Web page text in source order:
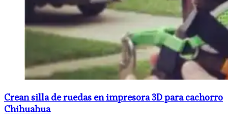
Crean silla de ruedas en impresora 3D para cachorro
Chihuahua